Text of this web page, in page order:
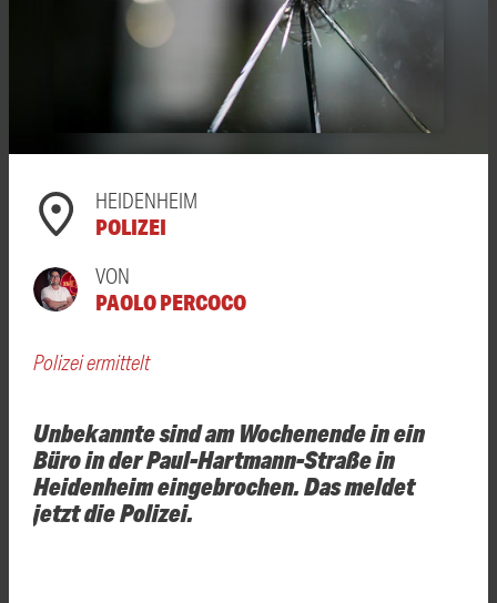
HEIDENHEIM
POLIZEI
VON
PAOLO PERCOCO
Polizei ermittelt
Unbekannte sind am Wochenende in ein
Büro in der Paul-Hartmann-Straße in
Heidenheim eingebrochen. Das meldet
jetzt die Polizei.